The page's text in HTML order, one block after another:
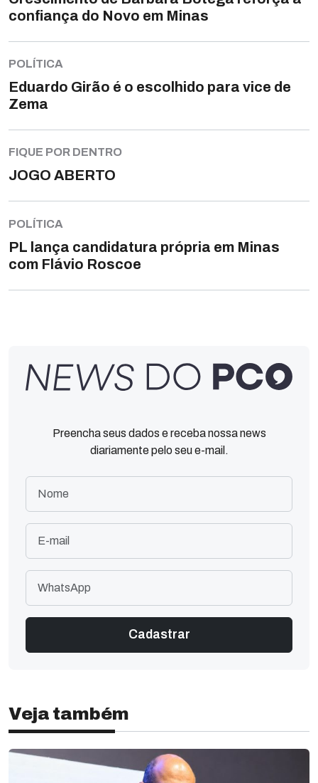
confiança do Novo em Minas
POLÍTICA
Eduardo Girão é o escolhido para vice de
Zema
FIQUE POR DENTRO
JOGO ABERTO
POLÍTICA
PL lança candidatura própria em Minas
com Flávio Roscoe
Preencha seus dados e receba nossa news
diariamente pelo seu e-mail.
Veja também